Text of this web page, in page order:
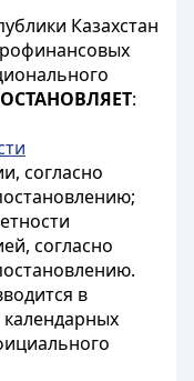
Казахстан
:
согласно
согласно
в
календарных